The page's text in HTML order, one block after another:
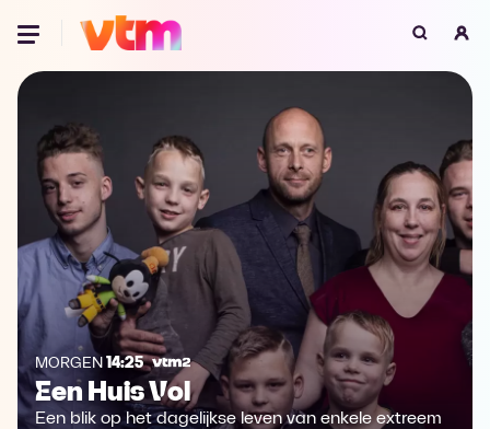
Voor je onze programma's gaat ontdekken,
best je browser updaten of hieronder één
van de ondersteunde browsers
downloaden.
Google Chrome Download
Firefox Download
Safari Download
Microsoft Edge Download
MORGEN 14:25
Een Huis Vol
Een blik op het dagelijkse leven van enkele extreem